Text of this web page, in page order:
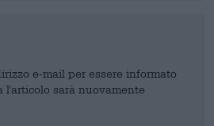
e-mail per essere informato
sarà nuovamente